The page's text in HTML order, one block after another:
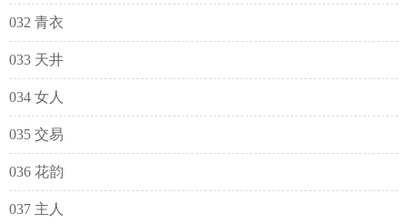
032 青衣
033 天井
034 女人
035 交易
036 花韵
037 主人